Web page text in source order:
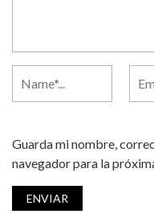
Guarda mi nombre,
navegador para la